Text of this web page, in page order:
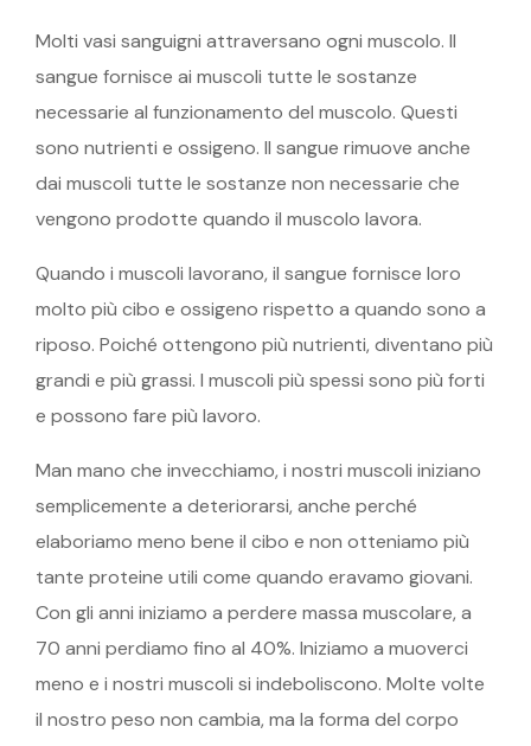
Molti vasi sanguigni attraversano ogni muscolo. Il
sangue fornisce ai muscoli tutte le sostanze
necessarie al funzionamento del muscolo. Questi
sono nutrienti e ossigeno. Il sangue rimuove anche
dai muscoli tutte le sostanze non necessarie che
vengono prodotte quando il muscolo lavora.
Quando i muscoli lavorano, il sangue fornisce loro
molto più cibo e ossigeno rispetto a quando sono a
riposo. Poiché ottengono più nutrienti, diventano più
grandi e più grassi. I muscoli più spessi sono più forti
e possono fare più lavoro.
Man mano che invecchiamo, i nostri muscoli iniziano
semplicemente a deteriorarsi, anche perché
elaboriamo meno bene il cibo e non otteniamo più
tante proteine ​​utili come quando eravamo giovani.
Con gli anni iniziamo a perdere massa muscolare, a
70 anni perdiamo fino al 40%. Iniziamo a muoverci
meno e i nostri muscoli si indeboliscono. Molte volte
il nostro peso non cambia, ma la forma del corpo